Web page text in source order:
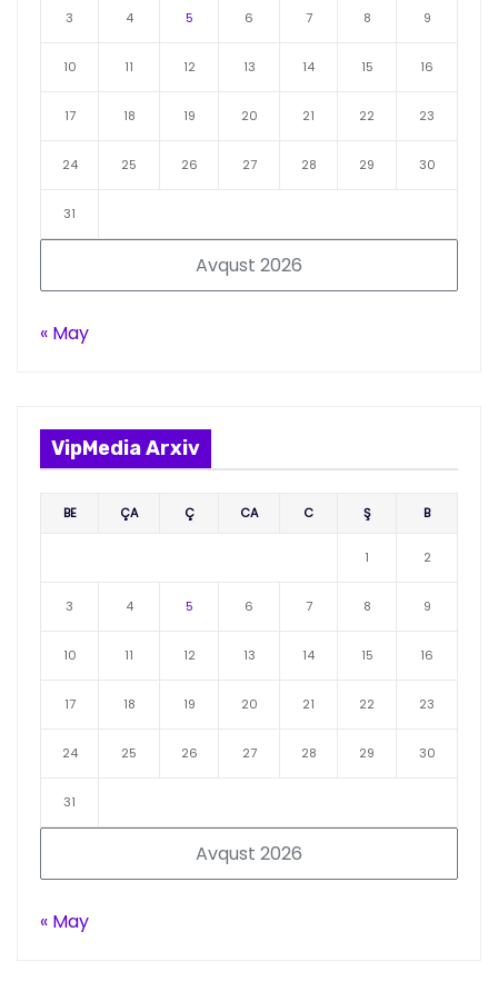
Avqust 2026
3 4 5 6 7 8 9
10 11 12 13 14 15 16
17 18 19 20 21 22 23
24 25 26 27 28 29 30
31
« May
VipMedia Arxiv
Avqust 2026
BE ÇA Ç CA C Ş B
1 2
3 4 5 6 7 8 9
10 11 12 13 14 15 16
17 18 19 20 21 22 23
24 25 26 27 28 29 30
31
« May